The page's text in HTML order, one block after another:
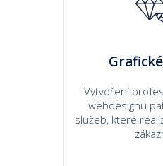
Vytvoření
webdesignu
služeb, které